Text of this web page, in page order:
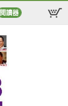
閱讀器